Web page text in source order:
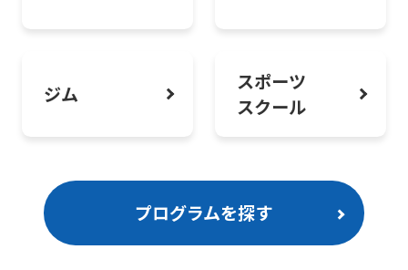
ジム
スポーツ
スクール
プログラムを探す